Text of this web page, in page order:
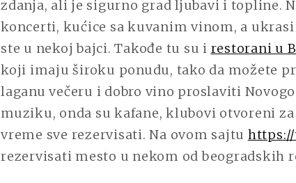
zdanja, ali je sigurno grad ljubavi i topline.
koncerti, kućice sa kuvanim vinom, a ukrasi
ste u nekoj bajci. Takođe tu su i restorani u
koji imaju široku ponudu, tako da možete
laganu večeru i dobro vino proslaviti
muziku, onda su kafane, klubovi otvoreni za
vreme sve rezervisati. Na ovom sajtu
rezervisati mesto u nekom od beogradskih